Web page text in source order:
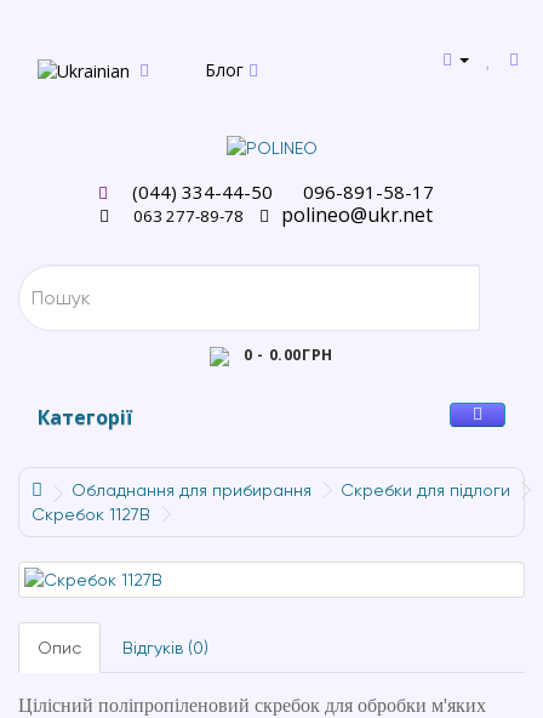
Блог
(044) 334-44-50 096-891-58-17
063 277-89-78 polineo@ukr.net
0 - 0.00ГРН
Категорії
Обладнання для прибирання
Cкребки для підлоги
Скребок 1127B
Опис Відгуків (0)
Цілісний поліпропіленовий скребок для обробки м'яких